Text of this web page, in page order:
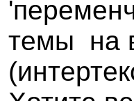
темы на